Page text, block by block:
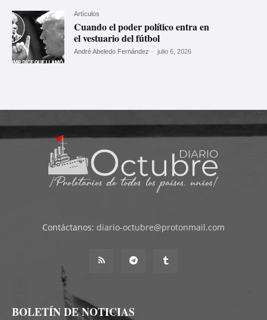
Artículos
Cuando el poder político entra en
el vestuario del fútbol
André Abeledo Fernández - julio 6, 2026
Contáctanos: diario-octubre@protonmail.com
BOLETÍN DE NOTICIAS